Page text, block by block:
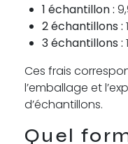
1 échantillon :
2 échantillons :
3 échantillons :
Ces frais
l’emballage et
d’échantillons.
Quel